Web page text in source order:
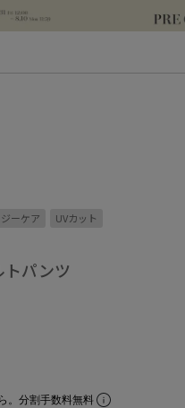
ーケア UVカット
パンツ
。分割手数料無料